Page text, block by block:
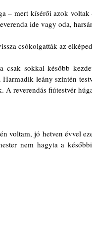
‒ mert kísérői azok
ide vagy oda,
csókolgatták az
csak sokkal később
leány szintén
A reverendás fiútestvér
voltam, jó hetven évvel
nem hagyta a